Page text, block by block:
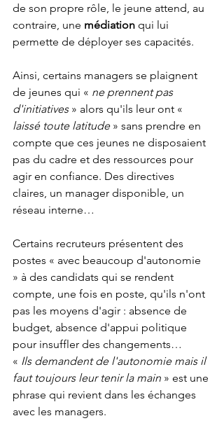
de son propre rôle, le jeune attend, au
contraire, une médiation qui lui
permette de déployer ses capacités.
Ainsi, certains managers se plaignent
de jeunes qui « ne prennent pas
d'initiatives » alors qu'ils leur ont «
laissé toute latitude » sans prendre en
compte que ces jeunes ne disposaient
pas du cadre et des ressources pour
agir en confiance. Des directives
claires, un manager disponible, un
réseau interne…
Certains recruteurs présentent des
postes « avec beaucoup d'autonomie
» à des candidats qui se rendent
compte, une fois en poste, qu'ils n'ont
pas les moyens d'agir : absence de
budget, absence d'appui politique
pour insuffler des changements…
« Ils demandent de l'autonomie mais il
faut toujours leur tenir la main » est une
phrase qui revient dans les échanges
avec les managers.